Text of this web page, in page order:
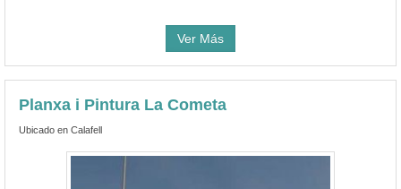
Ver Más
Planxa i Pintura La Cometa
Ubicado en Calafell